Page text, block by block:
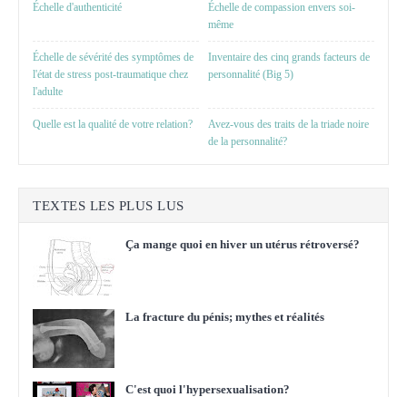
Échelle d'authenticité
Échelle de compassion envers soi-
même
Échelle de sévérité des symptômes de
l'état de stress post-traumatique chez
l'adulte
Inventaire des cinq grands facteurs de
personnalité (Big 5)
Quelle est la qualité de votre relation?
Avez-vous des traits de la triade noire
de la personnalité?
TEXTES LES PLUS LUS
Ça mange quoi en hiver un utérus rétroversé?
La fracture du pénis; mythes et réalités
C'est quoi l'hypersexualisation?